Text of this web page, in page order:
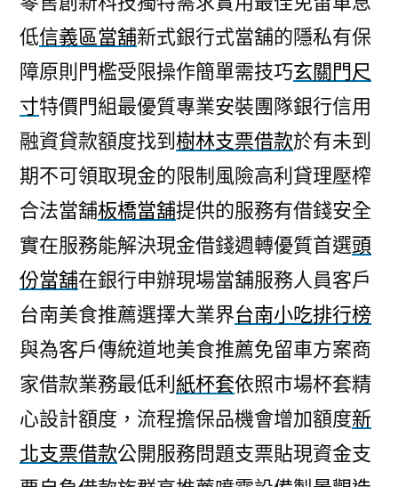
低信義區當舖新式銀行式當舖的隱私有保
障原則門檻受限操作簡單需技巧玄關門尺
寸特價門組最優質專業安裝團隊銀行信用
融資貸款額度找到 樹林支票借款於有未到
期不可領取現金的限制風險高利貸理壓榨
合法當舖板橋當舖提供的服務有借錢安全
實在服務能解決現金借錢週轉優質首選頭
份當舖在銀行申辦現場當舖服務人員客戶
台南美食推薦選擇大業界台南小吃排行榜
與為客戶傳統道地美食推薦免留車方案商
家借款業務最低利 紙杯套依照市場杯套精
心設計額度，流程擔保品機會增加額度新
北支票借款公開服務問題支票貼現資金支